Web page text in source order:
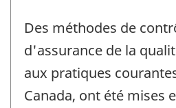
Des méthodes de
d'assurance de la
aux pratiques
Canada, ont été mises